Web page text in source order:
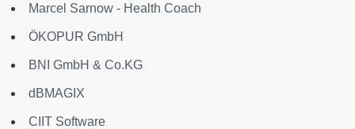
Marcel Sarnow - Health Coach
ÖKOPUR GmbH
BNI GmbH & Co.KG
dBMAGIX
CIIT Software